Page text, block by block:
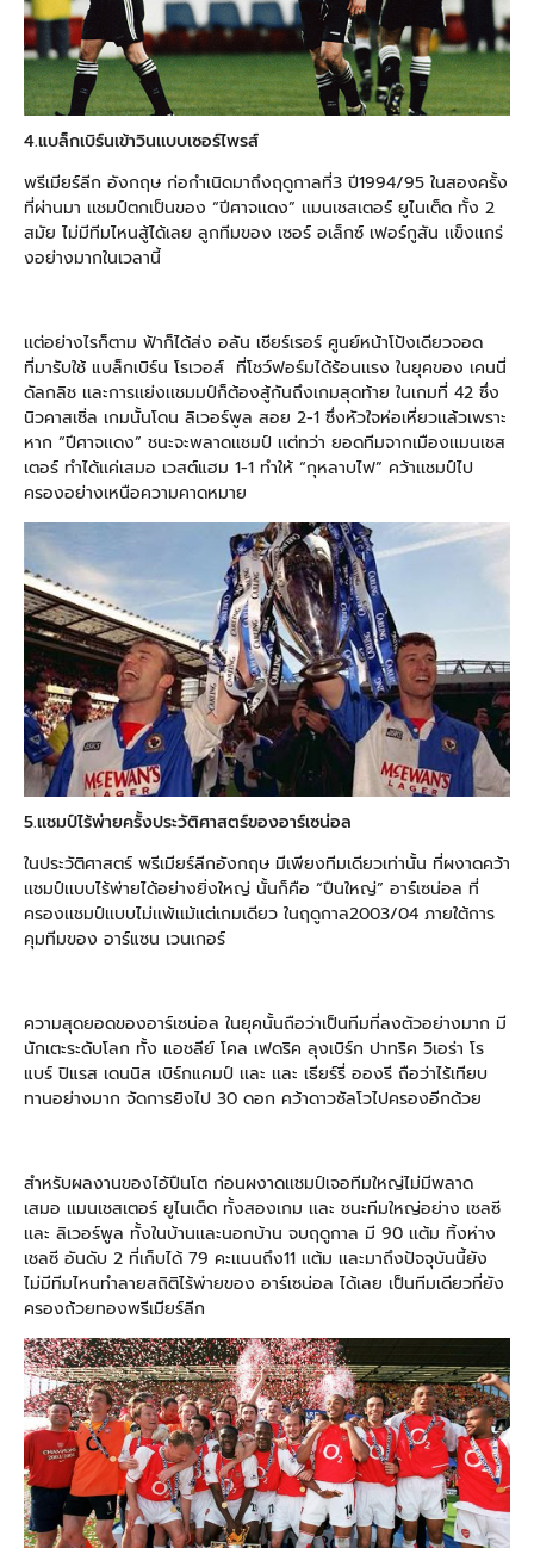
4.แบล็กเบิร์นเข้าวินเเบบเซอร์ไพรส์
พรีเมียร์ลีก อังกฤษ ก่อกำเนิดมาถึงฤดูกาลที่3 ปี1994/95 ในสองครั้ง
ที่ผ่านมา เเชมป์ตกเป็นของ “ปีศาจเเดง” เเมนเชสเตอร์ ยูไนเต็ด ทั้ง 2
สมัย ไม่มีทีมไหนสู้ได้เลย ลูกทีมของ เซอร์ อเล็กซ์ เฟอร์กูสัน เเข็งเเกร่
งอย่างมากในเวลานี้
เเต่อย่างไรก็ตาม ฟ้าก็ได้ส่ง อลัน เชียร์เรอร์ ศูนย์หน้าโป้งเดียวจอด
ที่มารับใช้ แบล็กเบิร์น โรเวอส์ ที่โชว์ฟอร์มได้ร้อนเเรง ในยุคของ เคนนี่
ดัลกลิช เเละการเเย่งเเชมมป์ก็ต้องสู้กันถึงเกมสุดท้าย ในเกมที่ 42 ซึ่ง
นิวคาสเซิ่ล เกมนั้นโดน ลิเวอร์พูล สอย 2-1 ซึ่งหัวใจห่อเหี่ยวเเล้วเพราะ
หาก “ปีศาจเเดง” ชนะจะพลาดเเชมป์ เเต่ทว่า ยอดทีมจากเมืองเเมนเชส
เตอร์ ทำได้เเค่เสมอ เวสต์แฮม 1-1 ทำให้ “กุหลาบไฟ” คว้าเเชมป์ไป
ครองอย่างเหนือความคาดหมาย
5.เเชมป์ไร้พ่ายครั้งประวัติศาสตร์ของอาร์เซน่อล
ในประวัติศาสตร์ พรีเมียร์ลีกอังกฤษ มีเพียงทีมเดียวเท่านั้น ที่ผงาดคว้า
เเชมป์เเบบไร้พ่ายได้อย่างยิ่งใหญ่ นั้นก็คือ “ปืนใหญ่” อาร์เซน่อล ที่
ครองเเชมป์เเบบไม่เเพ้เเม้เเต่เกมเดียว ในฤดูกาล2003/04 ภายใต้การ
คุมทีมของ อาร์แซน เวนเกอร์
ความสุดยอดของอาร์เซน่อล ในยุคนั้นถือว่าเป็นทีมที่ลงตัวอย่างมาก มี
นักเตะระดับโลก ทั้ง แอชลีย์ โคล เฟดริค ลุงเบิร์ก ปาทริค วิเอร่า โร
แบร์ ปิแรส เดนนิส เบิร์กแคมป์ เเละ เเละ เธียร์รี่ อองรี ถือว่าไร้เทียบ
ทานอย่างมาก จัดการยิงไป 30 ดอก คว้าดาวซัลโวไปครองอีกด้วย
สำหรับผลงานของไอ้ปืนโต ก่อนผงาดเเชมป์เจอทีมใหญ่ไม่มีพลาด
เสมอ เเมนเชสเตอร์ ยูไนเต็ด ทั้งสองเกม เเละ ชนะทีมใหญ่อย่าง เชลซี
เเละ ลิเวอร์พูล ทั้งในบ้านเเละนอกบ้าน จบฤดูกาล มี 90 เเต้ม ทิ้งห่าง
เชลซี อันดับ 2 ที่เก็บได้ 79 คะเเนนถึง11 เเต้ม เเละมาถึงปัจจุบันนี้ยัง
ไม่มีทีมไหนทำลายสถิติไร้พ่ายของ อาร์เซน่อล ได้เลย เป็นทีมเดียวที่ยัง
ครองถ้วยทองพรีเมียร์ลีก